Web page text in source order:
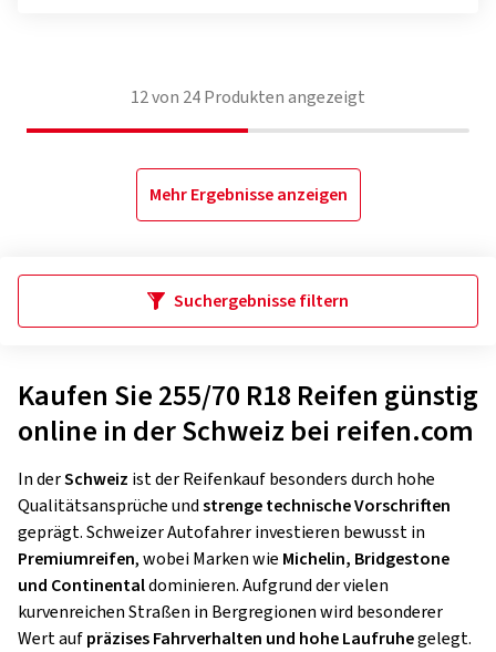
12von 24Produkten angezeigt
Mehr Ergebnisse anzeigen
Suchergebnisse filtern
Kaufen Sie 255/70 R18 Reifen günstig
online in der Schweiz bei reifen.com
In derSchweiz ist der Reifenkauf besonders durch hohe
Qualitätsansprüche undstrenge technische Vorschriften
geprägt. Schweizer Autofahrer investieren bewusst in
Premiumreifen, wobei Marken wie Michelin, Bridgestone
und Continentaldominieren. Aufgrund der vielen
kurvenreichen Straßen in Bergregionen wird besonderer
Wert aufpräzises Fahrverhalten und hohe Laufruhegelegt.